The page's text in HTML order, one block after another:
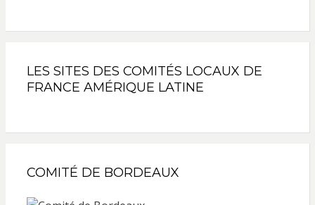
LES SITES DES COMITÉS LOCAUX DE
FRANCE AMÉRIQUE LATINE
COMITÉ DE BORDEAUX